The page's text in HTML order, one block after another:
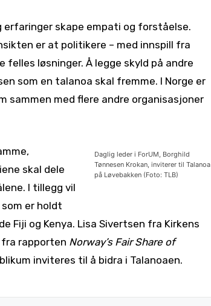
erfaringer skape empati og forståelse.
er at politikere – med innspill fra
løsninger. Å legge skyld på andre
som en talanoa skal fremme. I Norge er
sammen med flere andre organisasjoner
Daglig leder i ForUM, Borghild
Tønnesen Krokan, inviterer til Talanoa
på Løvebakken (Foto: TLB)
skal dele
I tillegg vil
er holdt
Fiji og Kenya. Lisa Sivertsen fra Kirkens
rapporten Norway’s Fair Share of
inviteres til å bidra i Talanoaen.